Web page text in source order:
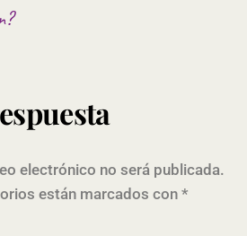
electrónico no será publicada.
están marcados con*